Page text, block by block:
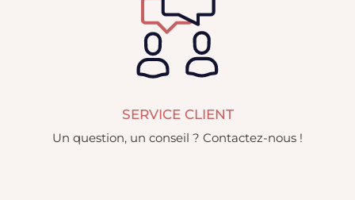
SERVICE CLIENT
Un question, un conseil ? Contactez-nous !